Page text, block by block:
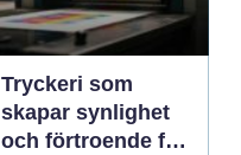
Tryckeri som
skapar synlighet
och förtroende för